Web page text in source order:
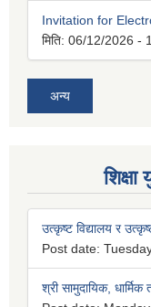
Invitation for
मिति: 06/12/2026 -
अन्य
Post date: